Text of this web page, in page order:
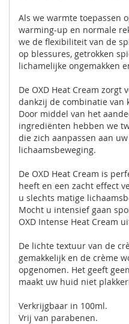
Als we warmte toepassen
warming-up en normale
we de flexibiliteit van de
op blessures, getrokken
lichamelijke ongemakken
De OXD Heat Cream zorgt
dankzij de combinatie van
Door middel van het
ingrediënten hebben we
die zich aanpassen aan
lichaamsbeweging.
De OXD Heat Cream is
heeft en een zacht effect
u slechts matige
Mocht u intensief gaan
OXD Intense Heat Cream
De lichte textuur van de
gemakkelijk en de crème
opgenomen. Het geeft
maakt uw huid niet
Verkrijgbaar in 100ml.
Vrij van parabenen.